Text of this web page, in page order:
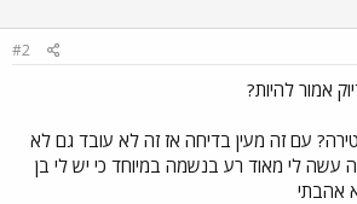
#2
אמור להיות?
עם זה מעין בדיחה אז זה לא עובד גם לא
עשה לי מאוד רע בנשמה במיוחד כי יש לי בן
אהבתי